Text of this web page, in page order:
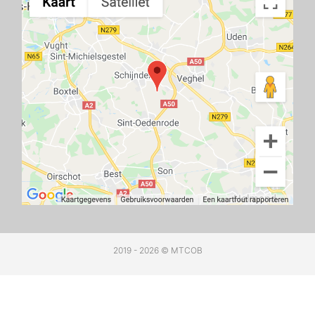
2019 - 2026 © MTCOB